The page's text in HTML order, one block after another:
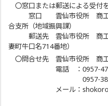
〇窓口または郵送による受付を
窓口 雲仙市役所 商工労
合支所（地域振興課）
郵送先 雲仙市役所 商工
妻町牛口名714番地）
〇問合せ先 雲仙市役所 商
電話 ：0957-47-
0957-38-3111
メール：